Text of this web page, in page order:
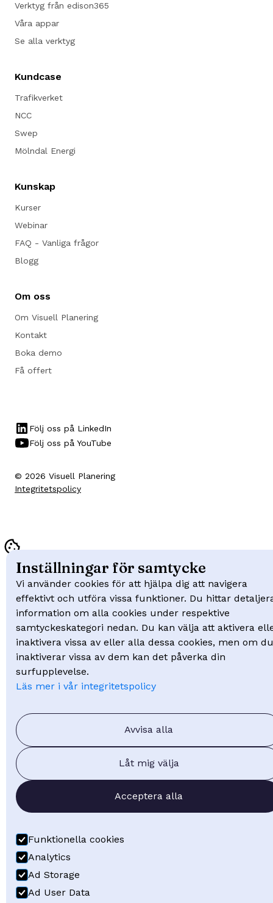
Verktyg från edison365
Våra appar
Se alla verktyg
Kundcase
Trafikverket
NCC
Swep
Mölndal Energi
Kunskap
Kurser
Webinar
FAQ - Vanliga frågor
Blogg
Om oss
Om Visuell Planering
Kontakt
Boka demo
Få offert
© 2026 Visuell Planering
Integritetspolicy
Följ oss på LinkedIn
Följ oss på YouTube
Inställningar för samtycke
Vi använder cookies för att hjälpa dig att navigera
effektivt och utföra vissa funktioner. Du hittar
information om alla cookies under respektive
samtyckeskategori nedan. Du kan välja att aktivera
inaktivera vissa av eller alla dessa cookies, men om du
inaktiverar vissa av dem kan det påverka din
surfupplevelse.
Läs mer i vår integritetspolicy
Avvisa alla
Låt mig välja
Acceptera alla
Funktionella cookies
Analytics
Ad Storage
Ad User Data